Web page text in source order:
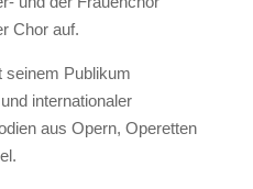
Chor auf.
seinem Publikum
internationaler
aus Opern, Operetten